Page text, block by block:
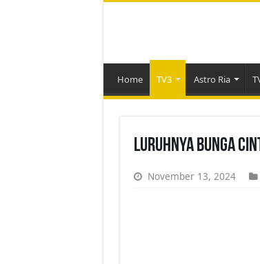
Home TV3 Astro Ria
Luruhnya Bunga
November 13, 2024